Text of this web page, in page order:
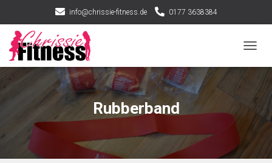
info@chrissie-fitness.de 0177 3638384
Rubberband